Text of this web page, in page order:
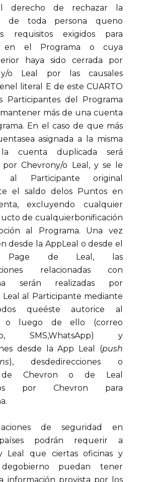
derecho de rechazar la
de toda persona queno
requisitos exigidos para
en el Programa o cuya
haya sido cerrada por
o Leal por las causales
literal E de este CUARTO
Participantes del Programa
más de una cuenta
En el caso de que más
asignada a la misma
la cuenta duplicada será
por Chevrony/o Leal, y se le
al Participante original
el saldo delos Puntos en
excluyendo cualquier
de cualquierbonificación
al Programa. Una vez
desde la AppLeal o desde el
Page de Leal, las
relacionadas con
serán realizadas por
Leal al Participante mediante
queéste autorice al
o luego de ello (correo
SMS,WhatsApp) y
desde la App Leal (push
), desdedirecciones o
de Chevron o de Leal
por Chevron para
de seguridad en
podrán requerir a
Leal que ciertas oficinas y
degobierno puedan tener
información provista por los